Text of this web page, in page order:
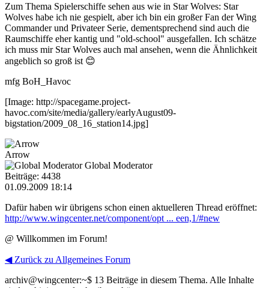
Zum Thema Spielerschiffe sehen aus wie in Star Wolves: Star
Wolves habe ich nie gespielt, aber ich bin ein großer Fan der Wing
Commander und Privateer Serie, dementsprechend sind auch die
Raumschiffe eher kantig und "old-school" ausgefallen. Ich schätze
ich muss mir Star Wolves auch mal ansehen, wenn die Ähnlichkeit
angeblich so groß ist 😊
mfg BoH_Havoc
[Image: http://spacegame.project-
havoc.com/site/media/gallery/earlyAugust09-
bigstation/2009_08_16_station14.jpg]
Arrow
Global Moderator
Beiträge: 4438
01.09.2009 18:14
Dafür haben wir übrigens schon einen aktuelleren Thread eröffnet:
http://www.wingcenter.net/component/opt ... een,1/#new
@ Willkommen im Forum!
◀ Zurück zu Allgemeines Forum
archiv@wingcenter:~$ 13 Beiträge in diesem Thema. Alle Inhalte